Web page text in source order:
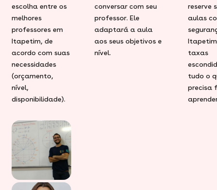
escolha entre os
melhores
professores em
Itapetim, de
acordo com suas
necessidades
(orçamento,
nível,
disponibilidade).
conversar com seu
professor. Ele
adaptará a aula
aos seus objetivos e
nível.
reserve
aulas
taxas
tudo o
precisa